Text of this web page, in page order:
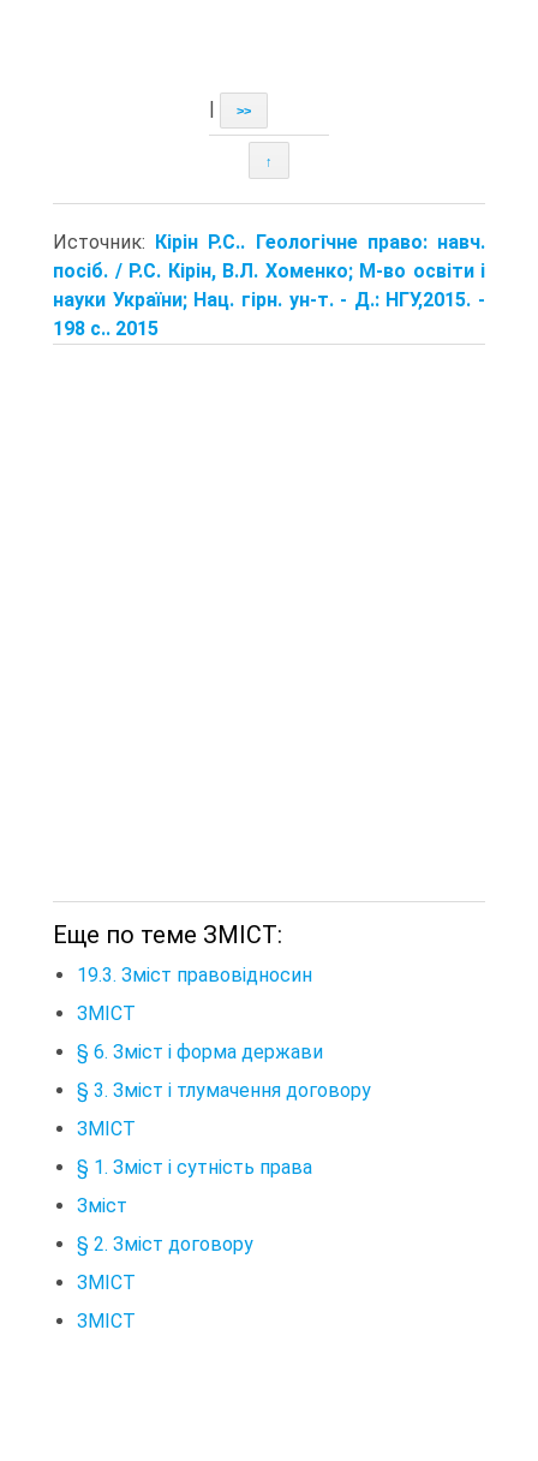
>>
↑
Источник: Кірін Р.С.. Геологічне право: навч.
посіб. / Р.С. Кірін, В.Л. Хоменко; М-во освіти і
науки України; Нац. гірн. ун-т. - Д.: НГУ,2015. -
198 с.. 2015
Еще по теме ЗМІСТ:
19.3. Зміст правовідносин
ЗМІСТ
§ 6. Зміст і форма держави
§ 3. Зміст і тлумачення договору
ЗМІСТ
§ 1. Зміст і сутність права
Зміст
§ 2. Зміст договору
ЗМІСТ
ЗМІСТ